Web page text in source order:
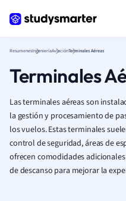
ResumenesIngenieríaAviaciónTerminales Aéreas
Terminales
Las terminales aéreas son
la gestión y procesamiento de
los vuelos. Estas terminales
control de seguridad, áreas de
ofrecen comodidades
de descanso para mejorar la